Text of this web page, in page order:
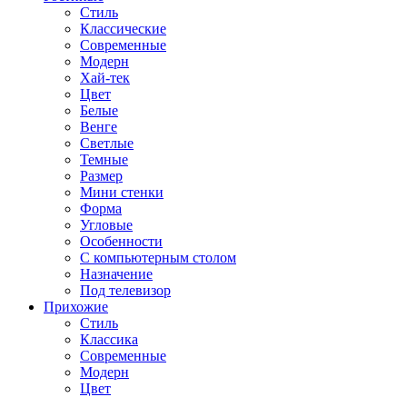
Стиль
Классические
Современные
Модерн
Хай-тек
Цвет
Белые
Венге
Светлые
Темные
Размер
Мини стенки
Форма
Угловые
Особенности
С компьютерным столом
Назначение
Под телевизор
Прихожие
Стиль
Классика
Современные
Модерн
Цвет